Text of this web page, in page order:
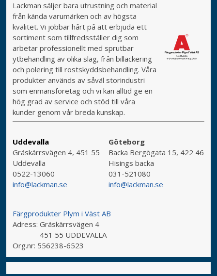
Lackman säljer bara utrustning och material
från kända varumärken och av högsta
kvalitet. Vi jobbar hårt på att erbjuda ett
sortiment som tillfredsställer dig som
arbetar professionellt med sprutbar
ytbehandling av olika slag, från billackering
och polering till rostskyddsbehandling. Våra
produkter används av såväl storindustri
som enmansföretag och vi kan alltid ge en
hög grad av service och stöd till våra
kunder genom vår breda kunskap.
Uddevalla
Gräskärrsvägen 4, 451 55
Uddevalla
0522-13060
info@lackman.se
Göteborg
Backa Bergögata 15, 422 46
Hisings backa
031-521080
info@lackman.se
Färgprodukter Plym i Väst AB
Adress: Gräskärrsvägen 4
451 55 UDDEVALLA
Org.nr: 556238-6523